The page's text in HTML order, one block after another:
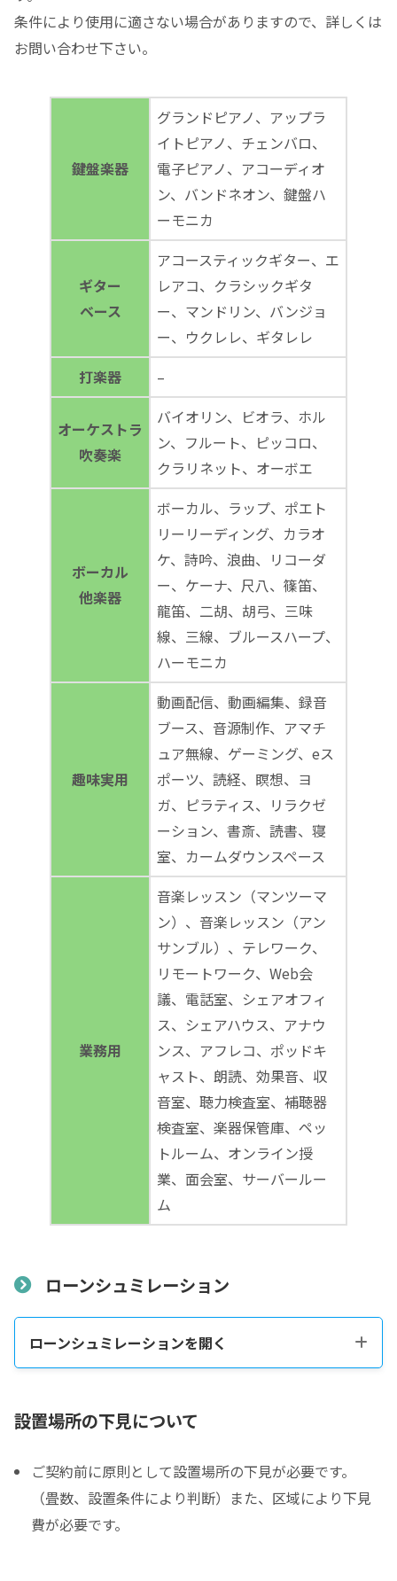
条件により使用に適さない場合がありますので、詳しくは
お問い合わせ下さい。
鍵盤楽器
グランドピアノ、アップラ
イトピアノ、チェンバロ、
電子ピアノ、アコーディオ
ン、バンドネオン、鍵盤ハ
ーモニカ
ギター
ベース
アコースティックギター、エ
レアコ、クラシックギタ
ー、マンドリン、バンジョ
ー、ウクレレ、ギタレレ
打楽器
–
オーケストラ
吹奏楽
バイオリン、ビオラ、ホル
ン、フルート、ピッコロ、
クラリネット、オーボエ
ボーカル
他楽器
ボーカル、ラップ、ポエト
リーリーディング、カラオ
ケ、詩吟、浪曲、リコーダ
ー、ケーナ、尺八、篠笛、
龍笛、二胡、胡弓、三味
線、三線、ブルースハープ、
ハーモニカ
趣味実用
動画配信、動画編集、録音
ブース、音源制作、アマチ
ュア無線、ゲーミング、eス
ポーツ、読経、瞑想、ヨ
ガ、ピラティス、リラクゼ
ーション、書斎、読書、寝
室、カームダウンスペース
業務用
音楽レッスン（マンツーマ
ン）、音楽レッスン（アン
サンブル）、テレワーク、
リモートワーク、Web会
議、電話室、シェアオフィ
ス、シェアハウス、アナウ
ンス、アフレコ、ポッドキ
ャスト、朗読、効果音、収
音室、聴力検査室、補聴器
検査室、楽器保管庫、ペッ
トルーム、オンライン授
業、面会室、サーバールー
ム
ローンシュミレーション
ローンシュミレーションを開く
税込価格合計*
設置場所の下見について
ご契約前に原則として設置場所の下見が必要です。
（畳数、設置条件により判断）また、区域により下見
費が必要です。